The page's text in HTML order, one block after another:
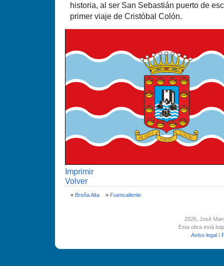
historia, al ser San Sebastián puerto de
primer viaje de Cristóbal Colón.
Imprimir
Volver
« Breña Alta» Fuencaliente
2026, José
Esta obra está
Aviso legal |